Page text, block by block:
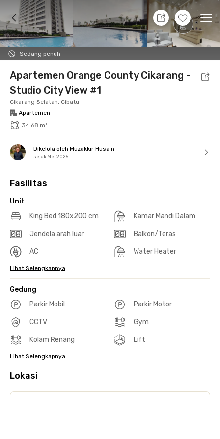
+15
Sedang penuh
8 Agt 26 - Belum tahu
Foto Fasilitas bersama Lokasi Aturan
Apartemen Orange County Cikarang -
Studio City View #1
Cikarang Selatan, Cibatu
Apartemen
34.68 m²
Dikelola oleh Muzakkir Husain
sejak Mei 2025
Fasilitas
Unit
King Bed 180x200 cm
Kamar Mandi Dalam
Jendela arah luar Balkon/Teras
AC Water Heater
Lihat Selengkapnya
Gedung
Parkir Mobil
Parkir Motor
CCTV Gym
Kolam Renang Lift
Lihat Selengkapnya
Lokasi